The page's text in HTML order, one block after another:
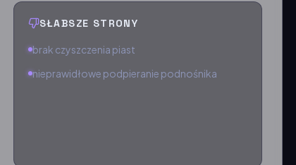
SŁABSZE STRONY
brak czyszczenia piast
nieprawidłowe podpieranie podnośnika